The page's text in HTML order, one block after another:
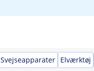
Svejseapparater Elværktøj